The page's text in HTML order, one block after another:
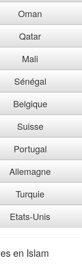
Oman
Qatar
Mali
Sénégal
Belgique
Suisse
Portugal
Allemagne
Turquie
Etats-Unis
en Islam